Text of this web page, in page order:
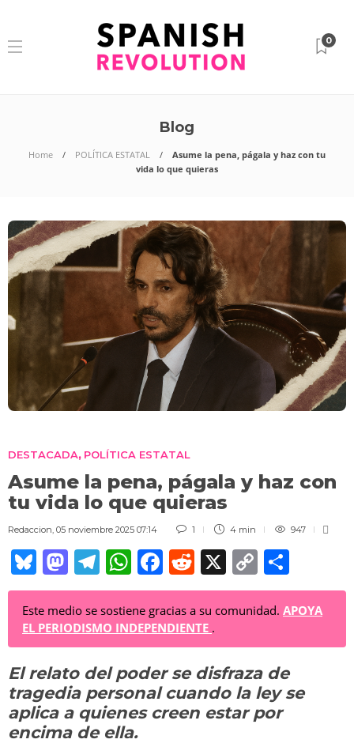
0
Blog
Home POLÍTICA ESTATAL
Asume la pena, págala y haz con tu
vida lo que quieras
DESTACADA, POLÍTICA ESTATAL
Asume la pena, págala y haz con
tu vida lo que quieras
Redaccion 05 noviembre 2025 07:14 1 4 min 947
Bl
u
e
sk
y
M
a
st
o
d
o
n
T
el
e
gr
a
m
W
h
at
s
A
p
p
F
a
c
e
b
o
o
R
e
d
di
t
X C
o
p
Li
n
k
o
m
ar
tir
Este medio se sostiene gracias a su comunidad. APOYA
EL PERIODISMO INDEPENDIENTE .
El relato del poder se disfraza de
tragedia personal cuando la ley se
aplica a quienes creen estar por
encima de ella.